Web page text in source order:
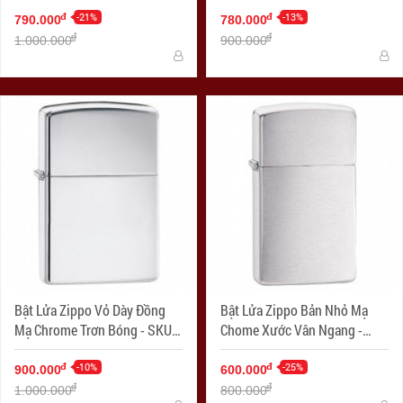
with Zippo Logo
790.000đ -21%
1.000.000đ
780.000đ -13%
900.000đ
Bật Lửa Zippo Vỏ Dày Đồng
Mạ Chrome Trơn Bóng - SKU
167 – Zippo Armor High
Polished Chrome
900.000đ -10%
1.000.000đ
Bật Lửa Zippo Bản Nhỏ Mạ
Chome Xước Vân Ngang -
SKU 1600 – Zippo Slim
Brushed Chrome
600.000đ -25%
800.000đ